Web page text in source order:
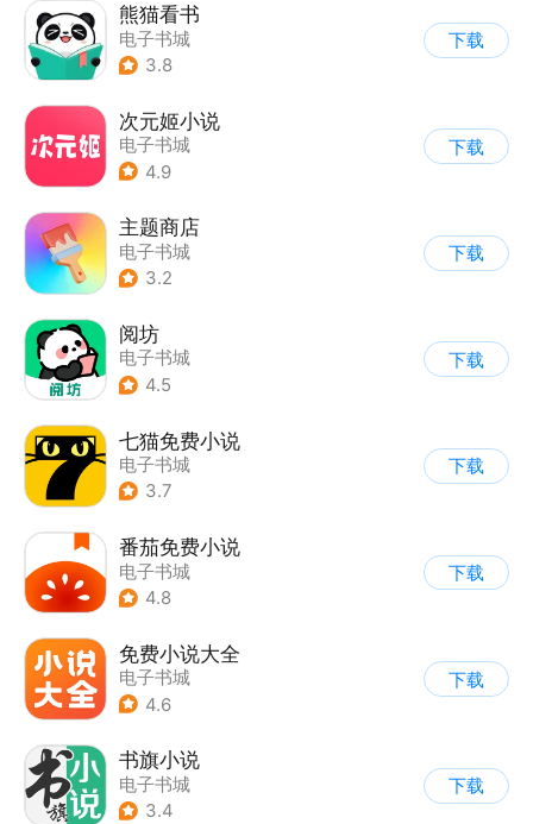
熊猫看书
电子书城
3.8
下载
次元姬小说
电子书城
4.9
下载
主题商店
电子书城
3.2
下载
阅坊
电子书城
4.5
下载
七猫免费小说
电子书城
3.7
下载
番茄免费小说
电子书城
4.8
下载
免费小说大全
电子书城
4.6
下载
书旗小说
电子书城
3.4
下载